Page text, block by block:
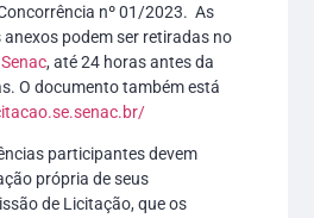
nº 01/2023. As
anexos podem ser retiradas no
Senac, até 24 horas antes da
O documento também está
participantes devem
própria de seus
de Licitação, que os